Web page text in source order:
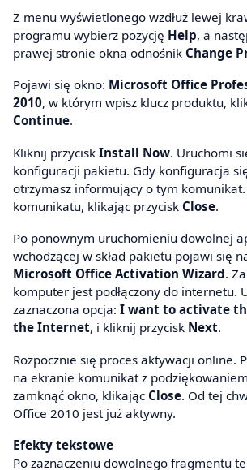
Z menu wyświetlonego wzdłuż lewej
programu wybierz pozycję Help, a
prawej stronie okna odnośnik Change
Pojawi się okno: Microsoft Office
2010, w którym wpisz klucz produktu,
Continue.
Kliknij przycisk Install Now. Uruchomi
konfiguracji pakietu. Gdy konfiguracja
otrzymasz informujący o tym
komunikatu, klikając przycisk Close.
Po ponownym uruchomieniu dowolnej
wchodzącej w skład pakietu pojawi się
Microsoft Office Activation Wizard.
komputer jest podłączony do internetu.
zaznaczona opcja: I want to activate
the Internet, i kliknij przycisk Next.
Rozpocznie się proces aktywacji online.
na ekranie komunikat z
zamknąć okno, klikając Close. Od tej
Office 2010 jest już aktywny.
Efekty tekstowe
Po zaznaczeniu dowolnego fragmentu